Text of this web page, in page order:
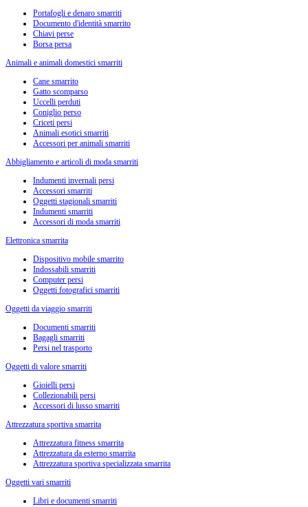
Portafogli e denaro smarriti
Documento d'identità smarrito
Chiavi perse
Borsa persa
Animali e animali domestici smarriti
Cane smarrito
Gatto scomparso
Uccelli perduti
Coniglio perso
Criceti persi
Animali esotici smarriti
Accessori per animali smarriti
Abbigliamento e articoli di moda smarriti
Indumenti invernali persi
Accessori smarriti
Oggetti stagionali smarriti
Indumenti smarriti
Accessori di moda smarriti
Elettronica smarrita
Dispositivo mobile smarrito
Indossabili smarriti
Computer persi
Oggetti fotografici smarriti
Oggetti da viaggio smarriti
Documenti smarriti
Bagagli smarriti
Persi nel trasporto
Oggetti di valore smarriti
Gioielli persi
Collezionabili persi
Accessori di lusso smarriti
Attrezzatura sportiva smarrita
Attrezzatura fitness smarrita
Attrezzatura da esterno smarrita
Attrezzatura sportiva specializzata smarrita
Oggetti vari smarriti
Libri e documenti smarriti